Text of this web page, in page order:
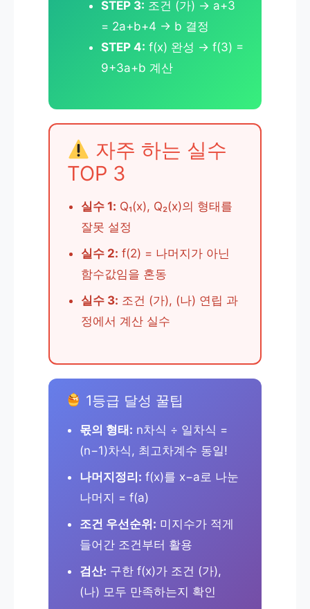
STEP 3: 조건 (가) → a+3
= 2a+b+4 → b 결정
STEP 4: f(x) 완성 → f(3) =
9+3a+b 계산
자주 하는 실수
TOP 3
실수 1: Q₁(x), Q₂(x)의 형태를
잘못 설정
실수 2: f(2) = 나머지가 아닌
함수값임을 혼동
실수 3: 조건 (가), (나) 연립 과
정에서 계산 실수
1등급 달성 꿀팁
몫의 형태: n차식 ÷ 일차식 =
(n−1)차식, 최고차계수 동일!
나머지정리: f(x)를 x−a로 나눈
나머지 = f(a)
조건 우선순위: 미지수가 적게
들어간 조건부터 활용
검산: 구한 f(x)가 조건 (가),
(나) 모두 만족하는지 확인